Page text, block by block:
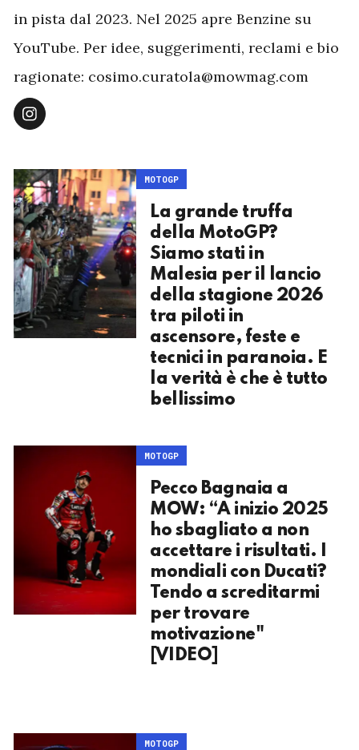
in pista dal 2023. Nel 2025 apre Benzine su
YouTube. Per idee, suggerimenti, reclami e bio
ragionate: cosimo.curatola@mowmag.com
MOTOGP
La grande truffa
della MotoGP?
Siamo stati in
Malesia per il lancio
della stagione 2026
tra piloti in
ascensore, feste e
tecnici in paranoia. E
la verità è che è tutto
bellissimo
MOTOGP
Pecco Bagnaia a
MOW: “A inizio 2025
ho sbagliato a non
accettare i risultati. I
mondiali con Ducati?
Tendo a screditarmi
per trovare
motivazione"
[VIDEO]
MOTOGP